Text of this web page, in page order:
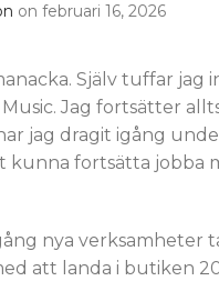
on februari 16, 2026
Själv tuffar jag
Jag fortsätter
jag dragit igång
kunna fortsätta jobba
nya verksamheter
att landa i butiken